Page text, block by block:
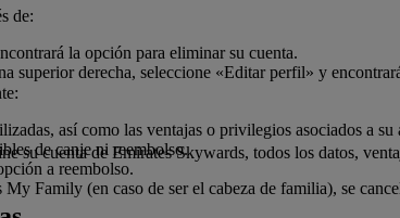
de:
la opción para eliminar su cuenta.
superior derecha, seleccione «Editar perfil» y
así como las ventajas o privilegios asociados a
de canje ni reembolso.
a reembolso.
Family (en caso de ser el cabeza de familia), se
su cuenta de Emirates Skywards, todos los datos,